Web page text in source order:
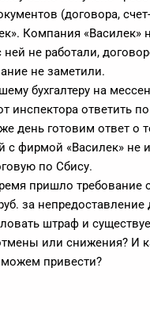
(договора,
Компания «Василек»
не работали,
не заметили.
бухгалтеру на
инспектора ответить
день готовим ответ о
с фирмой «Василек» не
по Сбису.
пришло требование
за непредоставление
штраф и
или снижения? И
привести?